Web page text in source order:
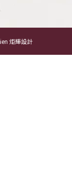
炬輝設計